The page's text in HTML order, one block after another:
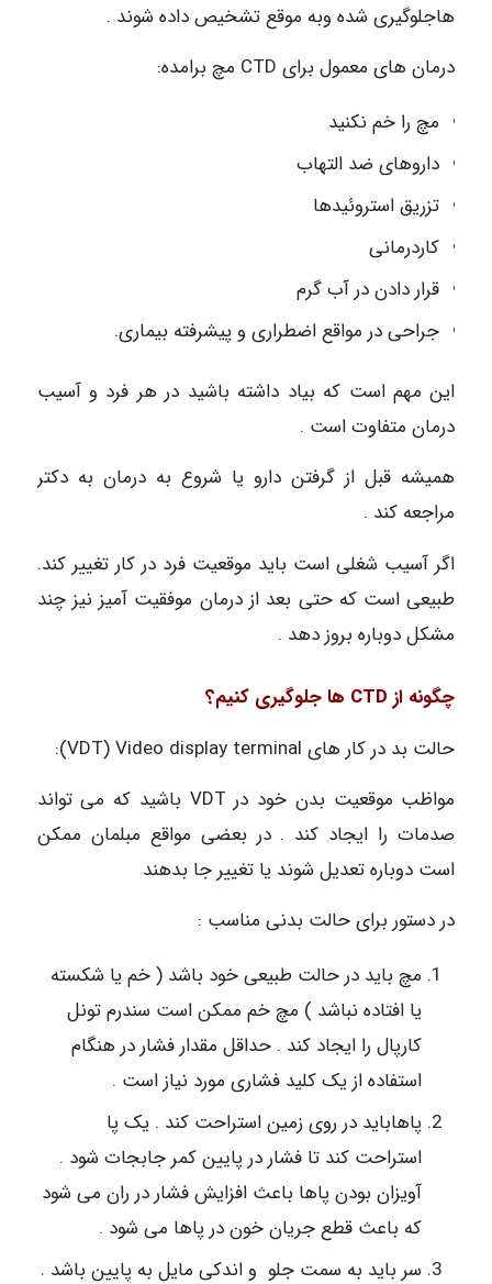
هاجلوگیری شده وبه موقع تشخیص داده شوند .
درمان های معمول برای CTD مچ برامده:
مچ را خم نکنید
داروهای ضد التهاب
تزریق استروئیدها
کاردرمانی
قرار دادن در آب گرم
جراحی در مواقع اضطراری و پیشرفته بیماری.
این مهم است که بیاد داشته باشید در هر فرد و آسیب
درمان متفاوت است .
همیشه قبل از گرفتن دارو یا شروع به درمان به دکتر
مراجعه کند .
اگر آسیب شغلی است باید موقعیت فرد در کار تغییر کند.
طبیعی است که حتی بعد از درمان موفقیت آمیز نیز چند
مشکل دوباره بروز دهد .
چگونه از CTD ها جلوگیری کنیم؟
حالت بد در کار های VDT) Video display terminal):
مواظب موقعیت بدن خود در VDT باشید که می تواند
صدمات را ایجاد کند . در بعضی مواقع مبلمان ممکن
است دوباره تعدیل شوند یا تغییر جا بدهند
در دستور برای حالت بدنی مناسب :
مچ باید در حالت طبیعی خود باشد ( خم یا شکسته
یا افتاده نباشد ) مچ خم ممکن است سندرم تونل
کارپال را ایجاد کند . حداقل مقدار فشار در هنگام
استفاده از یک کلید فشاری مورد نیاز است .
پاهاباید در روی زمین استراحت کند . یک پا
استراحت کند تا فشار در پایین کمر جابجات شود .
آویزان بودن پاها باعث افزایش فشار در ران می شود
که باعث قطع جریان خون در پاها می شود .
سر باید به سمت جلو و اندکی مایل به پایین باشد .